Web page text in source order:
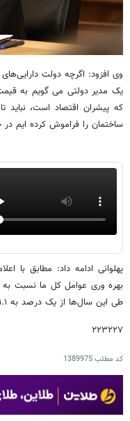
وی افزود: اگرچه دولت
یک مدیر دولتی می گویم به
که پیشران اقتصاد است،
ساختمان را فراموش کرده ایم
طی این سال‌ها از یک درصد به ۱.۱ درصد رسیده است.
۲۲۳۲۲۷
کد مطلب1389975